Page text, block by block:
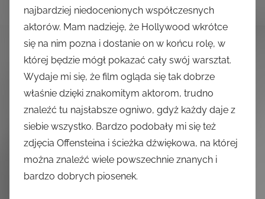
najbardziej niedocenionych współczesnych
aktorów. Mam nadzieję, że Hollywood wkrótce
się na nim pozna i dostanie on w końcu rolę, w
której będzie mógł pokazać cały swój warsztat.
Wydaje mi się, że film ogląda się tak dobrze
właśnie dzięki znakomitym aktorom, trudno
znaleźć tu najsłabsze ogniwo, gdyż każdy daje z
siebie wszystko. Bardzo podobały mi się też
zdjęcia Offensteina i ścieżka dźwiękowa, na której
można znaleźć wiele powszechnie znanych i
bardzo dobrych piosenek.